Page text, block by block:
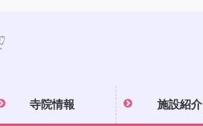
寺院情報 施設紹介